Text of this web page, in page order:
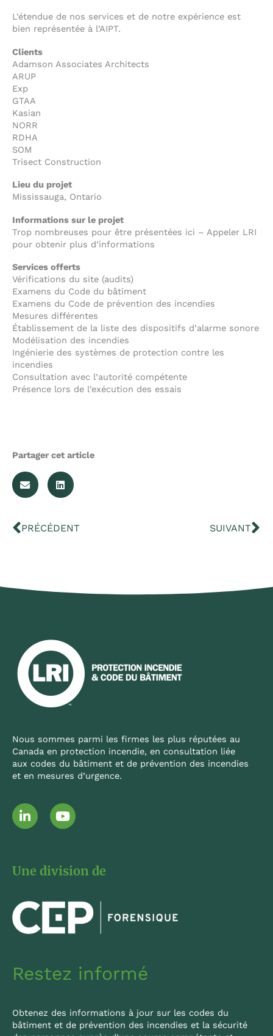
L’étendue de nos services et de notre expérience est
bien représentée à l’AIPT.
Clients
Adamson Associates Architects
ARUP
Exp
GTAA
Kasian
NORR
RDHA
SOM
Trisect Construction
Lieu du projet
Mississauga, Ontario
Informations sur le projet
Trop nombreuses pour être présentées ici – Appeler LRI
pour obtenir plus d’informations
Services offerts
Vérifications du site (audits)
Examens du Code du bâtiment
Examens du Code de prévention des incendies
Mesures différentes
Établissement de la liste des dispositifs d’alarme sonore
Modélisation des incendies
Ingénierie des systèmes de protection contre les
incendies
Consultation avec l’autorité compétente
Présence lors de l’exécution des essais
Partager cet article
Précédent
PRÉCÉDENT SUIVANT
Nous sommes parmi les firmes les plus réputées au
Canada en protection incendie, en consultation liée
aux codes du bâtiment et de prévention des incendies
et en mesures d’urgence.
L
i
d
n
-
i
n
Y
o
b
Une division de
Restez informé
Obtenez des informations à jour sur les codes du
bâtiment et de prévention des incendies et la sécurité